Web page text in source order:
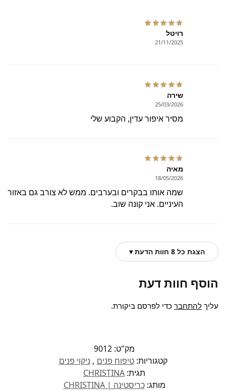
רויטל
21/11/2025
שירה
25/03/2026
מסיר איפור עדין, הקבוע שלי
מאיה
18/05/2026
שמה אותו בבקרים ובערבים. ממש לא צורב גם באזור
העיניים. אני קונה שוב.
הצגת כל 8 חוות הדעת ▾
הוסף חוות דעת
עליך להתחבר כדי לפרסם ביקורת.
מק"ט: 9012
קטגוריות:טיפוח פנים , ניקוי פנים
תגית: CHRISTINA
מותג:כריסטינה | CHRISTINA